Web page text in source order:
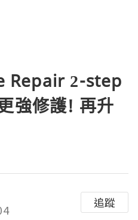
Repair 2-step
強修護! 再升
追蹤